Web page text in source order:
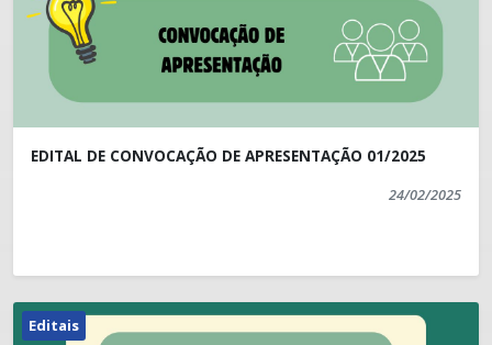
EDITAL DE CONVOCAÇÃO DE APRESENTAÇÃO 01/2025
24/02/2025
Editais